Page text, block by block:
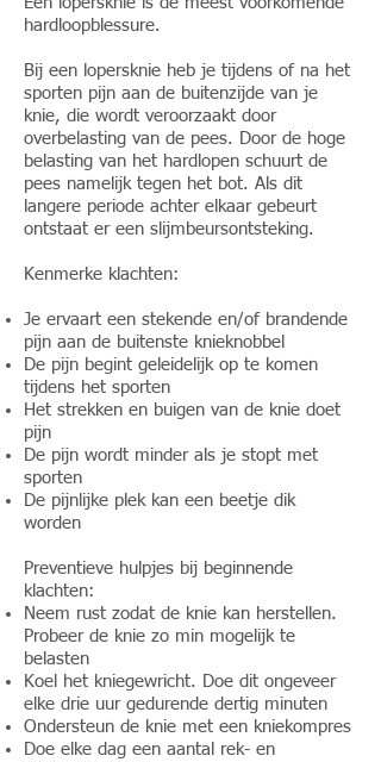
hardloopblessure.
Bij een lopersknie heb je tijdens of na het
sporten pijn aan de buitenzijde van je
knie, die wordt veroorzaakt door
overbelasting van de pees. Door de hoge
belasting van het hardlopen schuurt de
pees namelijk tegen het bot. Als dit
langere periode achter elkaar gebeurt
ontstaat er een slijmbeursontsteking.
Kenmerke klachten:
Je ervaart een stekende en/of brandende
pijn aan de buitenste knieknobbel
De pijn begint geleidelijk op te komen
tijdens het sporten
Het strekken en buigen van de knie doet
pijn
De pijn wordt minder als je stopt met
sporten
De pijnlijke plek kan een beetje dik
worden
Preventieve hulpjes bij beginnende
klachten:
Neem rust zodat de knie kan herstellen.
Probeer de knie zo min mogelijk te
belasten
Koel het kniegewricht. Doe dit ongeveer
elke drie uur gedurende dertig minuten
Ondersteun de knie met een kniekompres
Doe elke dag een aantal rek- en